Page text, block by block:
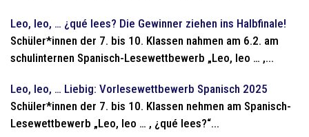
Leo, leo, … ¿qué lees? Die Gewinner ziehen ins Halbfinale!
Schüler*innen der 7. bis 10. Klassen nahmen am 6.2. am
schulinternen Spanisch-Lesewettbewerb „Leo, leo … ,...
Leo, leo, … Liebig: Vorlesewettbewerb Spanisch 2025
Schüler*innen der 7. bis 10. Klassen nehmen am Spanisch-
Lesewettbewerb „Leo, leo … , ¿qué lees?“...